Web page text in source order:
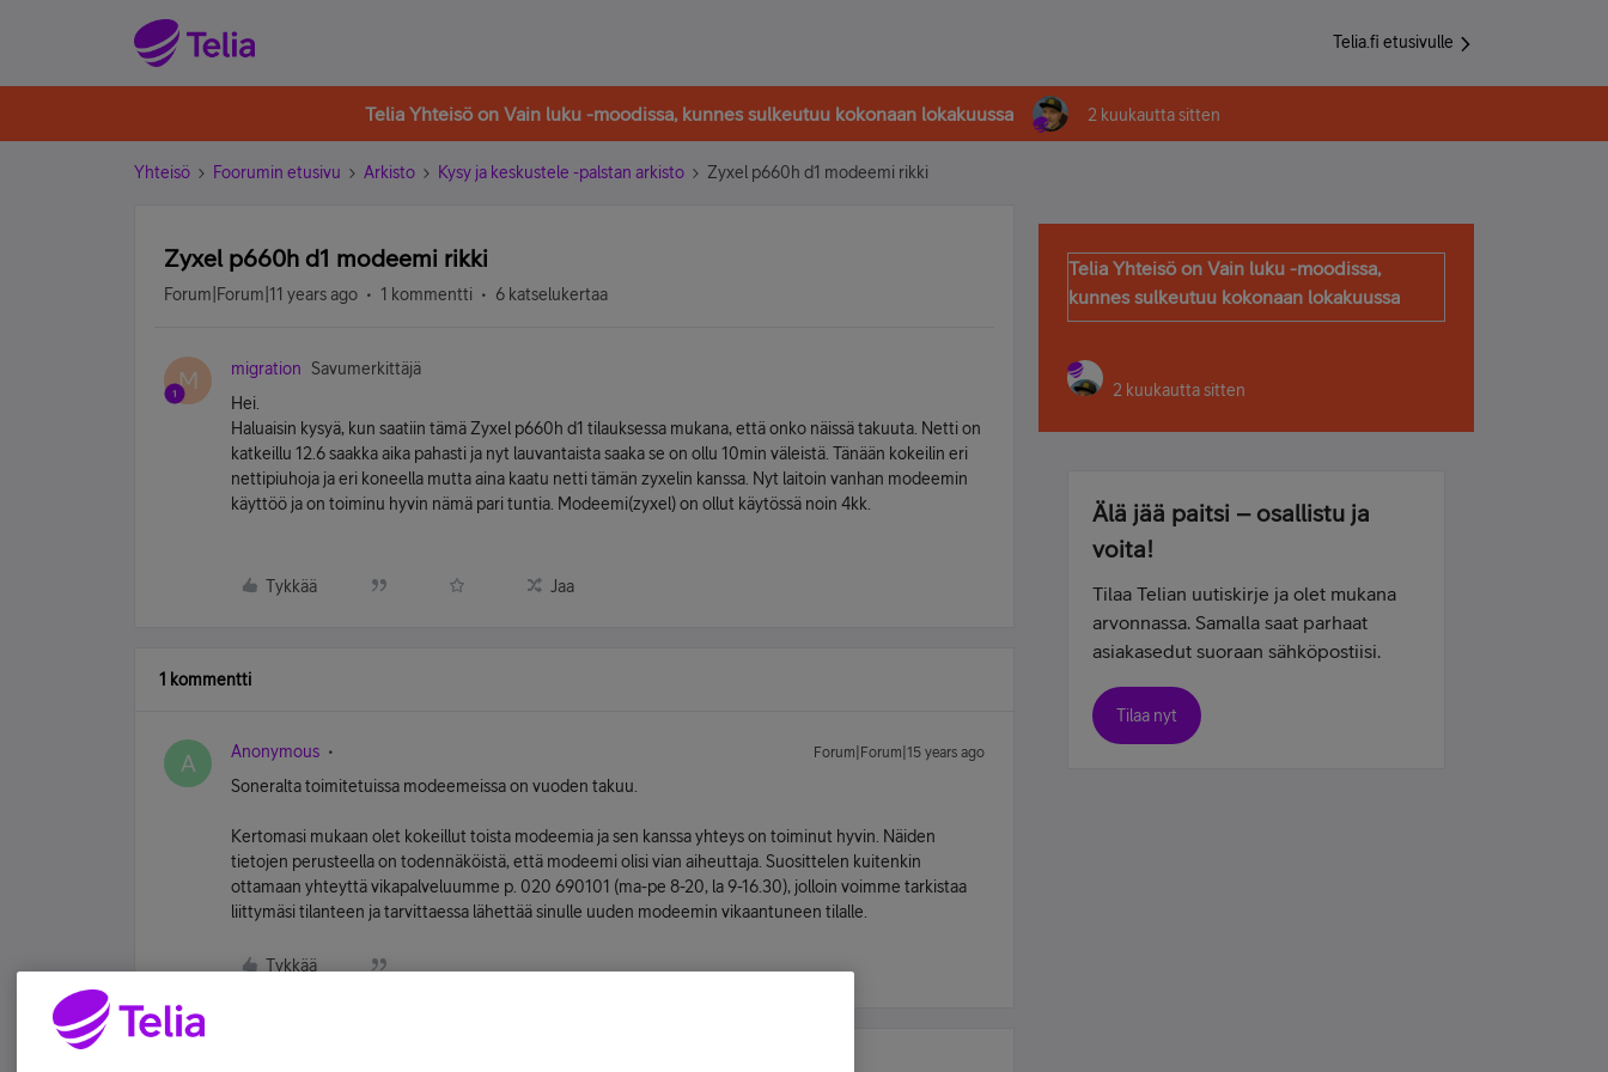
Telia.fi etusivulle
Telia Yhteisö on Vain luku -moodissa, kunnes sulkeutuu kokonaan lokakuussa 2 kuukautta sitten
Yhteisö Foorumin etusivu Arkisto Kysy ja keskustele -palstan arkisto Zyxel p660h d1 modeemi rikki
Zyxel p660h d1 modeemi rikki
Forum|Forum|11 years ago 1 kommentti 6 katselukertaa
M migration
Savumerkittäjä
Hei.
Haluaisin kysyä, kun saatiin tämä Zyxel p660h d1 tilauksessa mukana, että onko näissä takuuta. Netti on
katkeillu 12.6 saakka aika pahasti ja nyt lauvantaista saaka se on ollu 10min väleistä. Tänään kokeilin eri
nettipiuhoja ja eri koneella mutta aina kaatu netti tämän zyxelin kanssa. Nyt laitoin vanhan modeemin
käyttöö ja on toiminu hyvin nämä pari tuntia. Modeemi(zyxel) on ollut käytössä noin 4kk.
Tykkää Jaa
1 kommentti
A Anonymous Forum|Forum|15 years ago
Soneralta toimitetuissa modeemeissa on vuoden takuu.
Kertomasi mukaan olet kokeillut toista modeemia ja sen kanssa yhteys on toiminut hyvin. Näiden
tietojen perusteella on todennäköistä, että modeemi olisi vian aiheuttaja. Suosittelen kuitenkin
ottamaan yhteyttä vikapalveluumme p. 020 690101 (ma-pe 8-20, la 9-16.30), jolloin voimme tarkistaa
liittymäsi tilanteen ja tarvittaessa lähettää sinulle uuden modeemin vikaantuneen tilalle.
Tykkää
Telia Yhteisö on Vain luku -moodissa,
kunnes sulkeutuu kokonaan lokakuussa
2 kuukautta sitten
Älä jää paitsi – osallistu ja
voita!
Tilaa Telian uutiskirje ja olet mukana
arvonnassa. Samalla saat parhaat
asiakasedut suoraan sähköpostiisi.
Tilaa nyt